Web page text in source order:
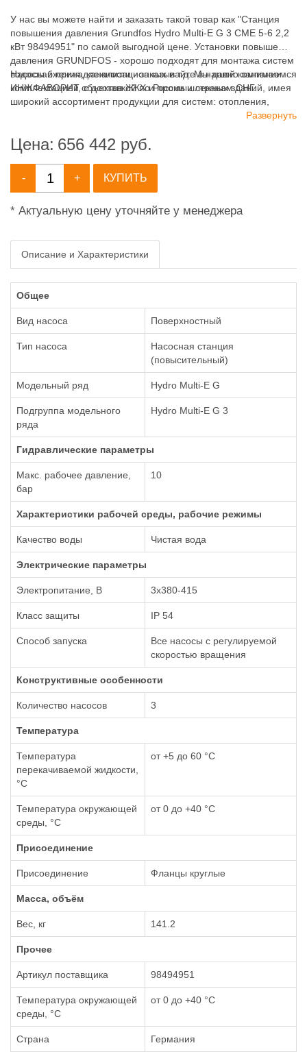
У нас вы можете найти и заказать такой товар как "Станция
повышения давления Grundfos Hydro Multi-E G 3 CME 5-6 2,2
кВт 98494951" по самой выгодной цене. Установки повышения
давления GRUNDFOS - хорошо подходят для монтажа систем
водоснабжения, канализационных и т.д. Мы давно занимаемся
комплектацией объектов ЖКХ и промышленных зданий, имея
широкий ассортимент продукции для систем: отопления,
Насосы и принадлежности - заказывайте в нашей компании
ИНЖФАВОРИТ, с доставкой по России и странам СНГ.
Развернуть
Цена: 656 442 руб.
- + КУПИТЬ
* Актуальную цену уточняйте у менеджера
Описание и Характеристики
Общее
Вид насоса Поверхностный
Тип насоса
Насосная станция
(повысительный)
Модельный ряд Hydro Multi-E G
Подгруппа модельного
ряда
Hydro Multi-E G 3
Гидравлические параметры
Макс. рабочее давление,
бар
10
Xарактеристики рабочей среды, рабочие режимы
Качество воды Чистая вода
Электрические параметры
Электропитание, В 3x380-415
Класс защиты IP 54
Способ запуска
Все насосы с регулируемой
скоростью вращения
Конструктивные особенности
Количество насосов 3
Температура
Температура
перекачиваемой жидкости,
°С
от +5 до 60 °С
Температура окружающей
среды, °С
от 0 до +40 °С
Присоединение
Присоединение Фланцы круглые
Масса, объём
Вес, кг 141.2
Прочее
Артикул поставщика 98494951
Температура окружающей
среды, °С
от 0 до +40 °С
Страна Германия